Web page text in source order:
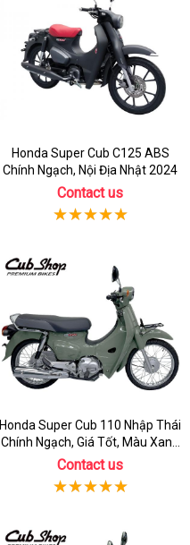
Honda Super Cub C125 ABS
Chính Ngạch, Nội Địa Nhật 2024
Contact us
Honda Super Cub 110 Nhập Thái
Chính Ngạch, Giá Tốt, Màu Xanh
Rêu
Contact us